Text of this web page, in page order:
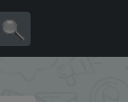
Display